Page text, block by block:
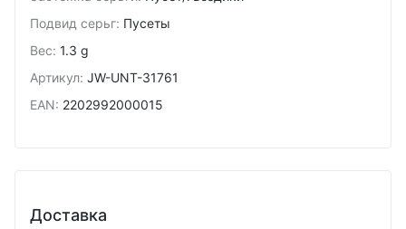
Подвид cерьг: Пусеты
Вес: 1.3 g
Артикул: JW-UNT-31761
EAN: 2202992000015
Доставка